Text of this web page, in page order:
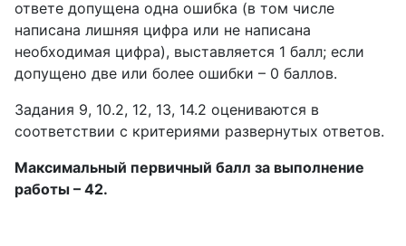
ответе допущена одна ошибка (в том числе
написана лишняя цифра или не написана
необходимая цифра), выставляется 1 балл; если
допущено две или более ошибки – 0 баллов.
Задания 9, 10.2, 12, 13, 14.2 оцениваются в
соответствии с критериями развернутых ответов.
Максимальный первичный балл за выполнение
работы – 42.